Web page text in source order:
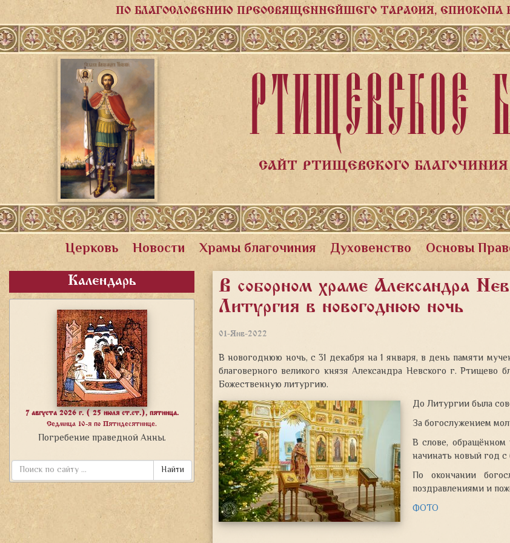
ПО БЛАГОСЛОВЕНИЮ ПРЕОСВЯЩЕННЕЙШЕГО ТАРАСИЯ, ЕПИСКОПА
РТИЩЕВСКОЕ
САЙТ РТИЩЕВСКОГО
Церковь Новости Храмы благочиния Духовенство Основы
Календарь
7 августа 2026 г. ( 25 июля ст.ст.), пятница.
Седмица 10-я по Пятидесятнице.
Погребение праведной Анны.
Найти
В соборном храме Александра
Литургия в новогоднюю ночь
01-Янв-2022
В новогоднюю ночь, с 31 декабря на 1 января, в день памяти
благоверного великого князя Александра Невского г.
Божественную литургию.
До Литургии была
За богослужением
В слове, обращённом
начинать новый год
По окончании
поздравлениями и
ФОТО